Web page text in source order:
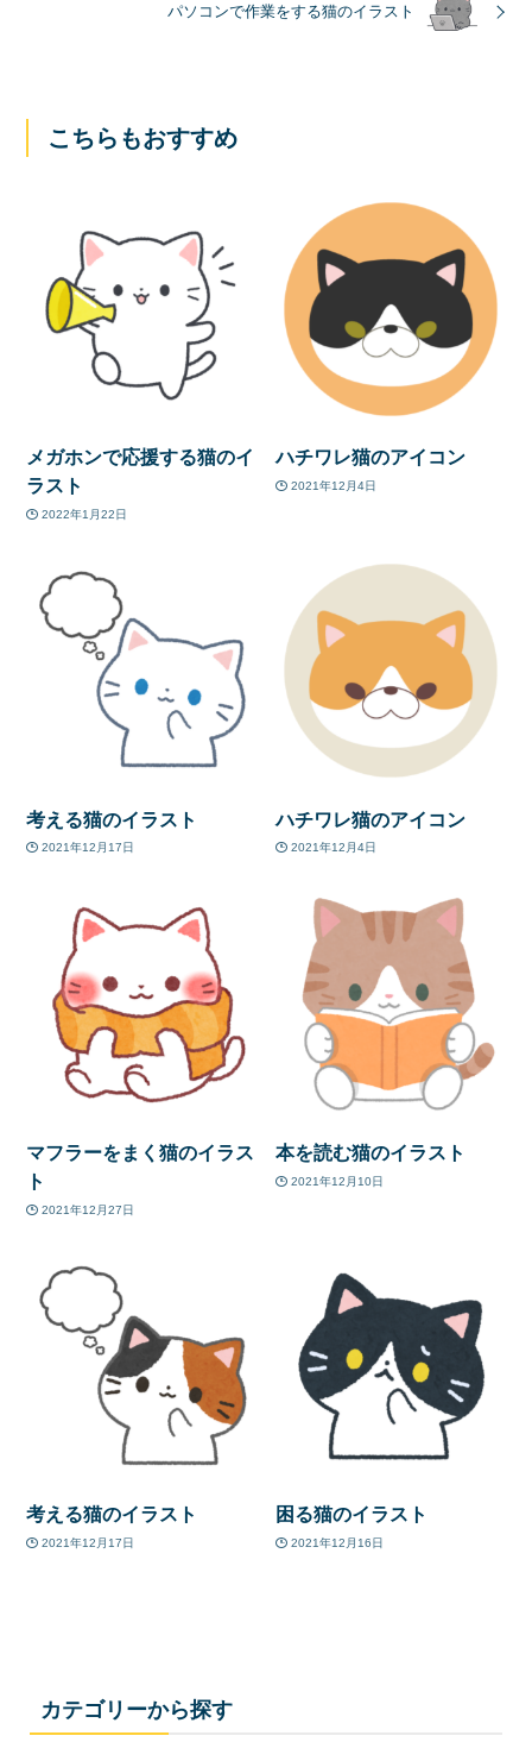
パソコンで作業をする猫のイラスト
こちらもおすすめ
メガホンで応援する猫のイ
ラスト
2022年1月22日
ハチワレ猫のアイコン
2021年12月4日
考える猫のイラスト
2021年12月17日
ハチワレ猫のアイコン
2021年12月4日
マフラーをまく猫のイラス
ト
2021年12月27日
本を読む猫のイラスト
2021年12月10日
考える猫のイラスト
2021年12月17日
困る猫のイラスト
2021年12月16日
カテゴリーから探す